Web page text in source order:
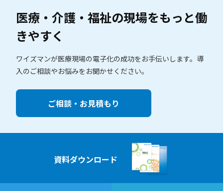
医療・介護・福祉の現場をもっと働
きやすく
ワイズマンが医療現場の電子化の成功をお手伝いします。 導
入のご相談やお悩みをお聞かせください。
ご相談・お見積もり
資料ダウンロード